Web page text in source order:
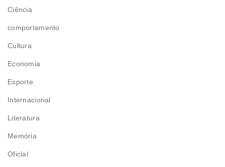
Ciência
comportamento
Cultura
Economia
Esporte
Internacional
Literatura
Memória
Oficial